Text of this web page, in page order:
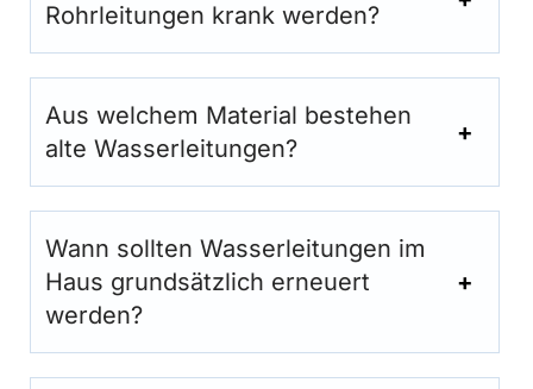
Rohrleitungen krank werden?
Aus welchem Material bestehen
alte Wasserleitungen?
Wann sollten Wasserleitungen im
Haus grundsätzlich erneuert
werden?